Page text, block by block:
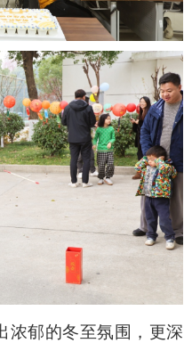
郁的冬至氛围，更深